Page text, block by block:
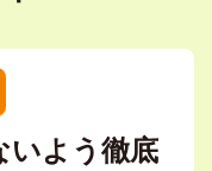
いよう徹底